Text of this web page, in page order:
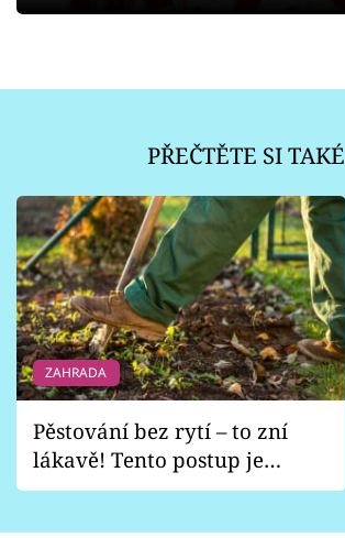
PŘEČTĚTE SI TAKÉ
ZAHRADA
Pěstování bez rytí – to zní
lákavě! Tento postup je
vhodný jen pro některé